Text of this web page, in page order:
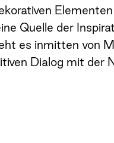
Quelle der
es inmitten von
Dialog mit der